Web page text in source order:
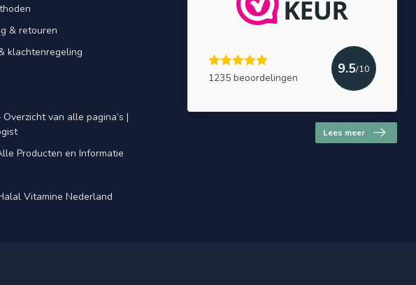
& retouren
klachtenregeling
Overzicht van alle pagina’s |
Producten en Informatie
Vitamine Nederland
1235 beoordelingen
9.5/10
Lees meer